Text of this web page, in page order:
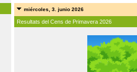
miércoles, 3. junio 2026
Resultats del Cens de Primavera 2026